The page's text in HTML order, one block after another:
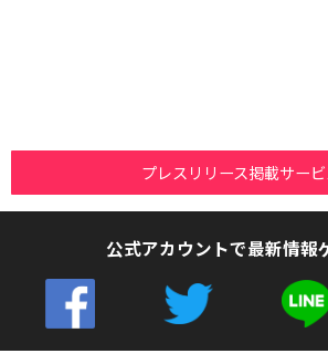
プレスリリース掲載サー
公式アカウントで最新情報